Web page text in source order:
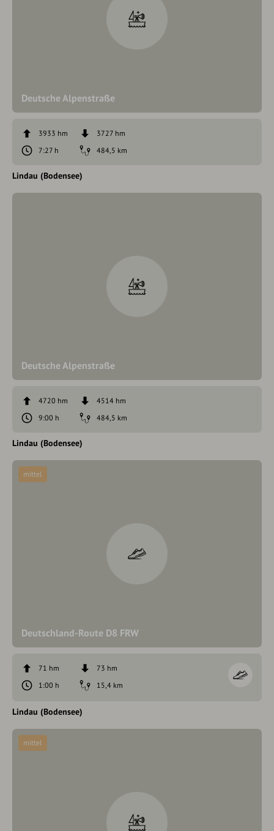
Deutsche Alpenstraße
3933 hm
3727 hm
7:27 h
484,5 km
Lindau (Bodensee)
Deutsche Alpenstraße
4720 hm
4514 hm
9:00 h
484,5 km
Lindau (Bodensee)
Deutschland-Route D8 FRW
mittel
71 hm
73 hm
1:00 h
15,4 km
Lindau (Bodensee)
mittel